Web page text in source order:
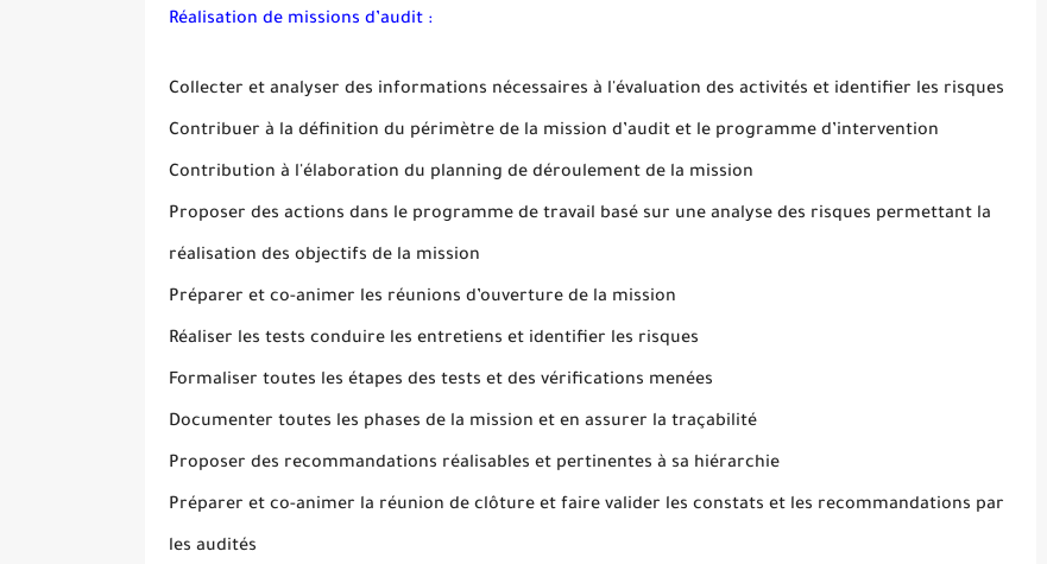
Réalisation de missions d’audit :
Collecter et analyser des informations nécessaires à l'évaluation des activités et identifier les risques
Contribuer à la définition du périmètre de la mission d’audit et le programme d’intervention
Contribution à l'élaboration du planning de déroulement de la mission
Proposer des actions dans le programme de travail basé sur une analyse des risques permettant la
réalisation des objectifs de la mission
Préparer et co-animer les réunions d’ouverture de la mission
Réaliser les tests conduire les entretiens et identifier les risques
Formaliser toutes les étapes des tests et des vérifications menées
Documenter toutes les phases de la mission et en assurer la traçabilité
Proposer des recommandations réalisables et pertinentes à sa hiérarchie
Préparer et co-animer la réunion de clôture et faire valider les constats et les recommandations par
les audités